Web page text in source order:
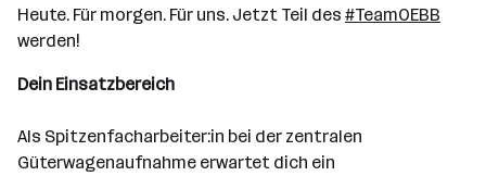
Heute. Für morgen. Für uns. Jetzt Teil des #TeamOEBB
werden!
Dein Einsatzbereich
Als Spitzenfacharbeiter:in bei der zentralen
Güterwagenaufnahme erwartet dich ein